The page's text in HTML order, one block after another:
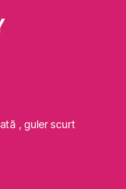
, guler scurt